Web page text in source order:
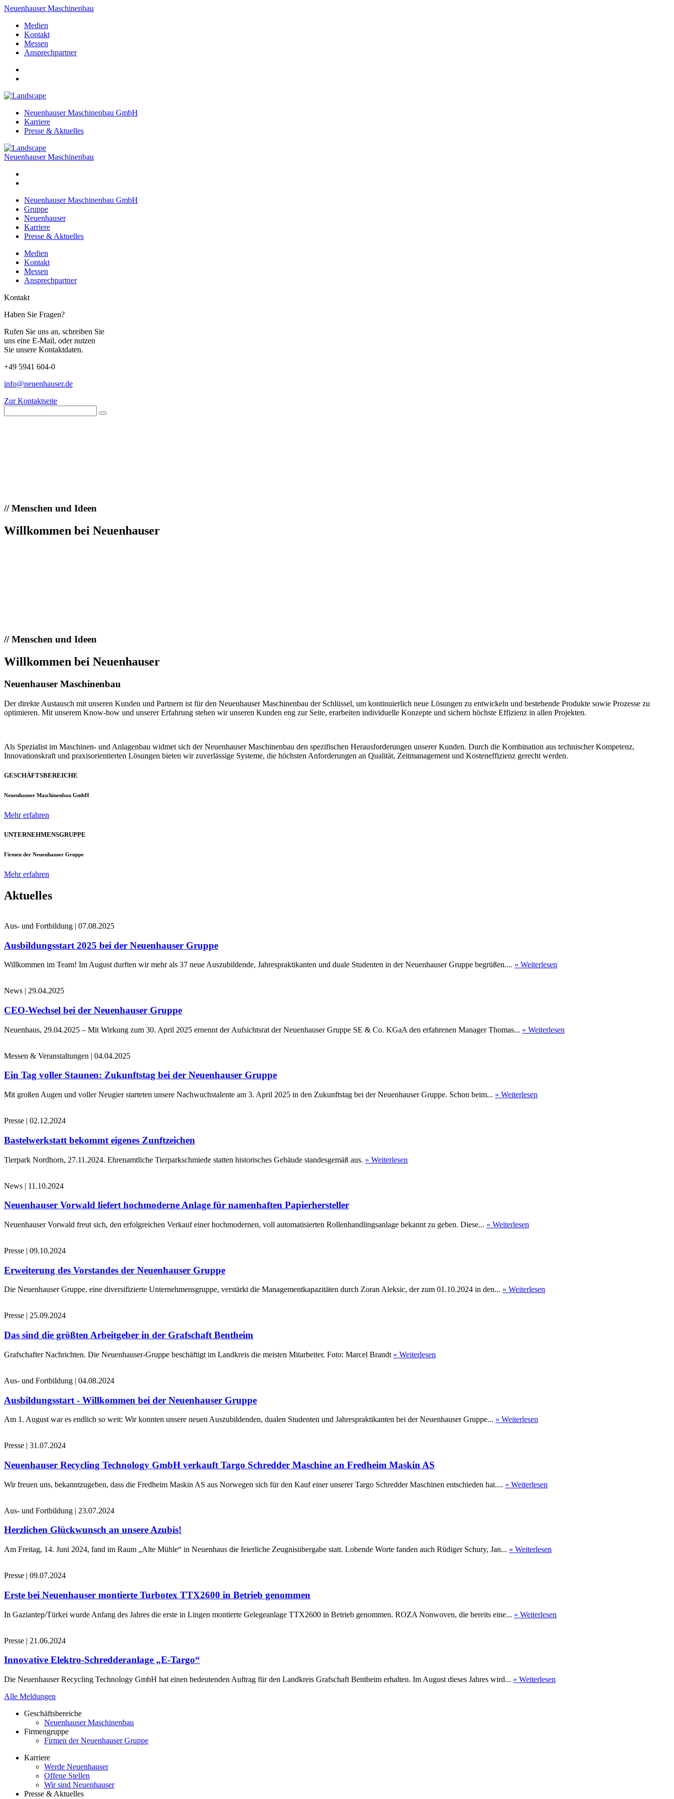
Neuenhauser Maschinenbau
Medien
Kontakt
Messen
Ansprechpartner
Neuenhauser Maschinenbau GmbH
Karriere
Presse & Aktuelles
Neuenhauser Maschinenbau
Neuenhauser Maschinenbau GmbH
Gruppe
Neuenhauser
Karriere
Presse & Aktuelles
Medien
Kontakt
Messen
Ansprechpartner
Kontakt
Haben Sie Fragen?
Rufen Sie uns an, schreiben Sie
uns eine E-Mail, oder nutzen
Sie unsere Kontaktdaten.
+49 5941 604-0
info@neuenhauser.de
Zur Kontaktseite
//Menschen und Ideen
Willkommen bei Neuenhauser
//Menschen und Ideen
Willkommen bei Neuenhauser
Neuenhauser Maschinenbau
Der direkte Austausch mit unseren Kunden und Partnern ist für den Neuenhauser Maschinenbau der Schlüssel, um kontinuierlich neue Lösungen zu entwickeln und bestehende Produkte sowie Prozesse zu
optimieren. Mit unserem Know-how und unserer Erfahrung stehen wir unseren Kunden eng zur Seite, erarbeiten individuelle Konzepte und sichern höchste Effizienz in allen Projekten.
Als Spezialist im Maschinen- und Anlagenbau widmet sich der Neuenhauser Maschinenbau den spezifischen Herausforderungen unserer Kunden. Durch die Kombination aus technischer Kompetenz,
Innovationskraft und praxisorientierten Lösungen bieten wir zuverlässige Systeme, die höchsten Anforderungen an Qualität, Zeitmanagement und Kosteneffizienz gerecht werden.
GESCHÄFTSBEREICHE
Neuenhauser Maschinenbau GmbH
Mehr erfahren
UNTERNEHMENSGRUPPE
Firmen der Neuenhauser Gruppe
Mehr erfahren
Aktuelles
Aus- und Fortbildung | 07.08.2025
Ausbildungsstart 2025 bei der Neuenhauser Gruppe
Willkommen im Team! Im August durften wir mehr als 37 neue Auszubildende, Jahrespraktikanten und duale Studenten in der Neuenhauser Gruppe begrüßen.... » Weiterlesen
News | 29.04.2025
CEO-Wechsel bei der Neuenhauser Gruppe
Neuenhaus, 29.04.2025 – Mit Wirkung zum 30. April 2025 ernennt der Aufsichtsrat der Neuenhauser Gruppe SE & Co. KGaA den erfahrenen Manager Thomas... » Weiterlesen
Messen & Veranstaltungen | 04.04.2025
Ein Tag voller Staunen: Zukunftstag bei der Neuenhauser Gruppe
Mit großen Augen und voller Neugier starteten unsere Nachwuchstalente am 3. April 2025 in den Zukunftstag bei der Neuenhauser Gruppe. Schon beim... » Weiterlesen
Presse | 02.12.2024
Bastelwerkstatt bekommt eigenes Zunftzeichen
Tierpark Nordhorn, 27.11.2024. Ehrenamtliche Tierparkschmiede statten historisches Gebäude standesgemäß aus. » Weiterlesen
News | 11.10.2024
Neuenhauser Vorwald liefert hochmoderne Anlage für namenhaften Papierhersteller
Neuenhauser Vorwald freut sich, den erfolgreichen Verkauf einer hochmodernen, voll automatisierten Rollenhandlingsanlage bekannt zu geben. Diese... » Weiterlesen
Presse | 09.10.2024
Erweiterung des Vorstandes der Neuenhauser Gruppe
Die Neuenhauser Gruppe, eine diversifizierte Unternehmensgruppe, verstärkt die Managementkapazitäten durch Zoran Aleksic, der zum 01.10.2024 in den... » Weiterlesen
Presse | 25.09.2024
Das sind die größten Arbeitgeber in der Grafschaft Bentheim
Grafschafter Nachrichten. Die Neuenhauser-Gruppe beschäftigt im Landkreis die meisten Mitarbeiter. Foto: Marcel Brandt » Weiterlesen
Aus- und Fortbildung | 04.08.2024
Ausbildungsstart - Willkommen bei der Neuenhauser Gruppe
Am 1. August war es endlich so weit: Wir konnten unsere neuen Auszubildenden, dualen Studenten und Jahrespraktikanten bei der Neuenhauser Gruppe... » Weiterlesen
Presse | 31.07.2024
Neuenhauser Recycling Technology GmbH verkauft Targo Schredder Maschine an Fredheim Maskin AS
Wir freuen uns, bekanntzugeben, dass die Fredheim Maskin AS aus Norwegen sich für den Kauf einer unserer Targo Schredder Maschinen entschieden hat.... » Weiterlesen
Aus- und Fortbildung | 23.07.2024
Herzlichen Glückwunsch an unsere Azubis!
Am Freitag, 14. Juni 2024, fand im Raum „Alte Mühle“ in Neuenhaus die feierliche Zeugnisübergabe statt. Lobende Worte fanden auch Rüdiger Schury, Jan... » Weiterlesen
Presse | 09.07.2024
Erste bei Neuenhauser montierte Turbotex TTX2600 in Betrieb genommen
In Gaziantep/Türkei wurde Anfang des Jahres die erste in Lingen montierte Gelegeanlage TTX2600 in Betrieb genommen. ROZA Nonwoven, die bereits eine... » Weiterlesen
Presse | 21.06.2024
Innovative Elektro-Schredderanlage „E-Targo“
Die Neuenhauser Recycling Technology GmbH hat einen bedeutenden Auftrag für den Landkreis Grafschaft Bentheim erhalten. Im August dieses Jahres wird... » Weiterlesen
Alle Meldungen
Geschäftsbereiche
Neuenhauser Maschinenbau
Firmengruppe
Firmen der Neuenhauser Gruppe
Karriere
Werde Neuenhauser
Offene Stellen
Wir sind Neuenhauser
Presse & Aktuelles